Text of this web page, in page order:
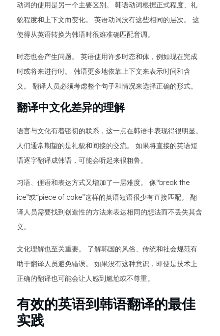
动词的使用是另一个主要区别。 韩语动词根据正式程度、礼
貌程度和上下文而变化。 英语动词没有这些相同的层次。 这
使得从英语转换为韩语时很难准确匹配音调。
时态也会产生问题。 英语使用许多时态和体，例如现在完成
时或将来进行时。 韩语更多地依靠上下文来表示时间和含
义。 翻译人员必须考虑整个句子和情况来选择正确的形式。
翻译中文化差异的理解
语言与文化有着密切的联系，这一点在韩语中表现得很明显。
人们通常期望的是礼貌和间接的交流。 如果将直接的英语短
语逐字翻译成韩语，可能会听起来很粗鲁。
习语、俚语和表达方式又增加了一层难度。 像“break the
ice”或“piece of cake”这样的英语短语很少有直接匹配。 翻
译人员需要找到创造性的方法来表达相同的想法而不丢失其含
义。
文化理解也至关重要。 了解韩国的风俗、传统和社会规范有
助于翻译人员避免错误。 如果没有这种意识，即使是技术上
正确的翻译也可能会让人感到尴尬或不尊重。
有效的英语到韩语翻译的最佳
实践